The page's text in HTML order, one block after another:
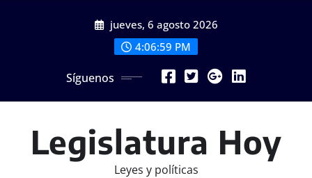
jueves, 6 agosto 2026
4:06:59 PM
Síguenos
Legislatura Hoy
Leyes y políticas